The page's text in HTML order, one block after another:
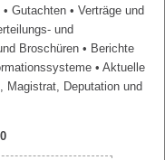
• Gutachten • Verträge und
und
Broschüren • Berichte
• Aktuelle
Magistrat, Deputation und